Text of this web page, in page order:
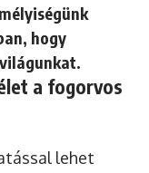
hogy
a fogorvos
lehet